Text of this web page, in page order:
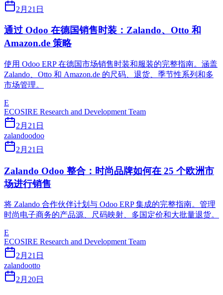
2月21日
通过 Odoo 在德国销售时装：Zalando、Otto 和
Amazon.de 策略
使用 Odoo ERP 在德国市场销售时装和服装的完整指南。涵盖
Zalando、Otto 和 Amazon.de 的尺码、退货、季节性系列和多
市场管理。
E
ECOSIRE Research and Development Team
2月21日
zalandoodoo
2月21日
Zalando Odoo 整合：时尚品牌如何在 25 个欧洲市
场进行销售
将 Zalando 合作伙伴计划与 Odoo ERP 集成的完整指南。管理
时尚电子商务的产品源、尺码映射、多国定价和大批量退货。
E
ECOSIRE Research and Development Team
2月21日
zalandootto
2月20日